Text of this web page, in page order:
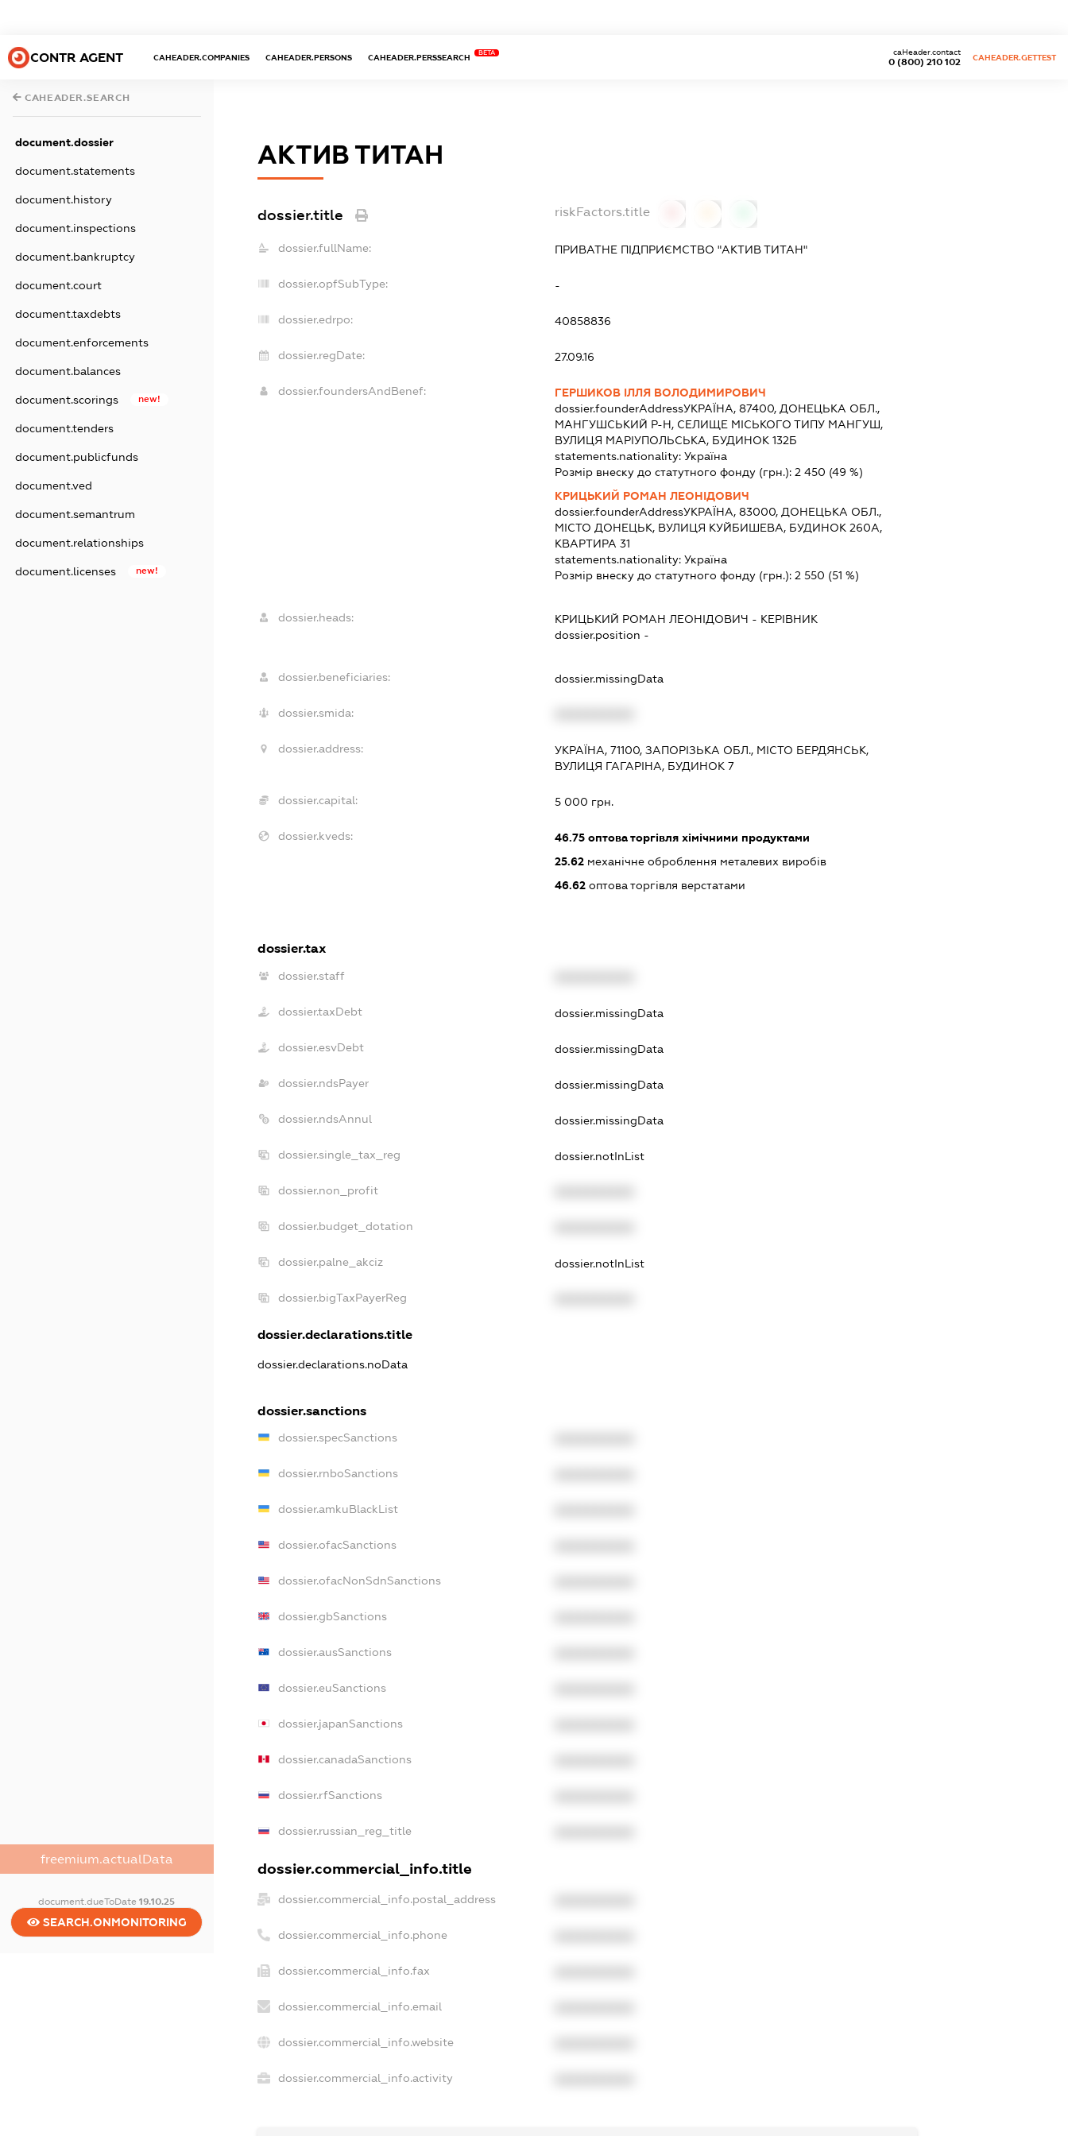
CONTR AGENT CAHEADER.COMPANIES CAHEADER.PERSONS CAHEADER.PERSSEARCH
BETA
0 (800) 210 102
caHeader.contact
CAHEADER.GETTEST
CAHEADER.SEARCH
document.dossier
document.statements
document.history
document.inspections
document.bankruptcy
document.court
document.taxdebts
document.enforcements
document.balances
document.scorings new!
document.tenders
document.publicfunds
document.ved
document.semantrum
document.relationships
document.licenses new!
freemium.actualData
document.dueToDate19.10.25
SEARCH.ONMONITORING
АКТИВ ТИТАН
dossier.title riskFactors.title
dossier.fullName: ПРИВАТНЕ ПІДПРИЄМСТВО "АКТИВ ТИТАН"
dossier.opfSubType: -
dossier.edrpo: 40858836
dossier.regDate: 27.09.16
dossier.foundersAndBenef:
ГЕРШИКОВ ІЛЛЯ ВОЛОДИМИРОВИЧ
dossier.founderAddressУКРАЇНА, 87400, ДОНЕЦЬКА ОБЛ.,
МАНГУШСЬКИЙ Р-Н, СЕЛИЩЕ МІСЬКОГО ТИПУ МАНГУШ,
ВУЛИЦЯ МАРІУПОЛЬСЬКА, БУДИНОК 132Б
statements.nationality: Україна
Розмір внеску до статутного фонду (грн.): 2 450 (49 %)
КРИЦЬКИЙ РОМАН ЛЕОНІДОВИЧ
dossier.founderAddressУКРАЇНА, 83000, ДОНЕЦЬКА ОБЛ.,
МІСТО ДОНЕЦЬК, ВУЛИЦЯ КУЙБИШЕВА, БУДИНОК 260А,
КВАРТИРА 31
statements.nationality: Україна
Розмір внеску до статутного фонду (грн.): 2 550 (51 %)
dossier.heads: КРИЦЬКИЙ РОМАН ЛЕОНІДОВИЧ - КЕРІВНИК
dossier.position -
dossier.beneficiaries: dossier.missingData
dossier.smida:
dossier.address:
УКРАЇНА, 71100, ЗАПОРІЗЬКА ОБЛ., МІСТО БЕРДЯНСЬК,
ВУЛИЦЯ ГАГАРІНА, БУДИНОК 7
dossier.capital: 5 000 грн.
dossier.kveds: 46.75оптова торгівля хімічними продуктами
25.62механічне оброблення металевих виробів
46.62оптова торгівля верстатами
dossier.tax
dossier.staff
dossier.taxDebt dossier.missingData
dossier.esvDebt dossier.missingData
dossier.ndsPayer dossier.missingData
dossier.ndsAnnul dossier.missingData
dossier.single_tax_reg dossier.notInList
dossier.non_profit
dossier.budget_dotation
dossier.palne_akciz dossier.notInList
dossier.bigTaxPayerReg
dossier.declarations.title
dossier.declarations.noData
dossier.sanctions
dossier.specSanctions
dossier.rnboSanctions
dossier.amkuBlackList
dossier.ofacSanctions
dossier.ofacNonSdnSanctions
dossier.gbSanctions
dossier.ausSanctions
dossier.euSanctions
dossier.japanSanctions
dossier.canadaSanctions
dossier.rfSanctions
dossier.russian_reg_title
dossier.commercial_info.title
dossier.commercial_info.postal_address
dossier.commercial_info.phone
dossier.commercial_info.fax
dossier.commercial_info.email
dossier.commercial_info.website
dossier.commercial_info.activity